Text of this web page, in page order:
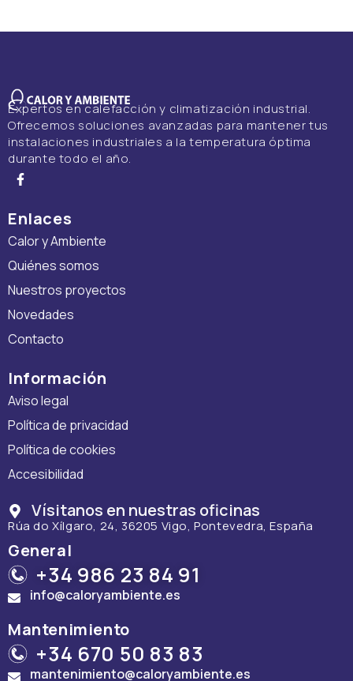
Expertos en calefacción y climatización industrial.
Ofrecemos soluciones avanzadas para mantener tus
instalaciones industriales a la temperatura óptima
durante todo el año.
Enlaces
Calor y Ambiente
Quiénes somos
Nuestros proyectos
Novedades
Contacto
Información
Aviso legal
Política de privacidad
Política de cookies
Accesibilidad
Vísitanos en nuestras oficinas
Rúa do Xílgaro, 24, 36205 Vigo, Pontevedra, España
General
+34 986 23 84 91
info@caloryambiente.es
Mantenimiento
+34 670 50 83 83
mantenimiento@caloryambiente.es